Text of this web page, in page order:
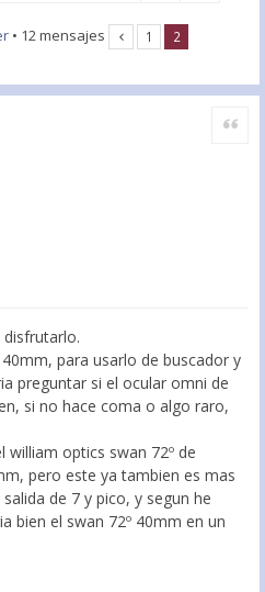
• 12 mensajes 1 2
Citar
para usarlo de buscador y
preguntar si el ocular omni de
si no hace coma o algo raro,
william optics swan 72º de
pero este ya tambien es mas
de 7 y pico, y segun he
bien el swan 72º 40mm en un